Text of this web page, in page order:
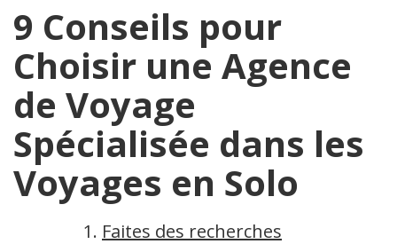
9 Conseils pour
Choisir une Agence
de Voyage
Spécialisée dans les
Voyages en Solo
Faites des recherches